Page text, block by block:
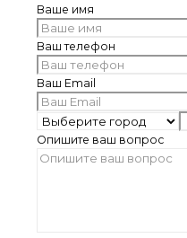
Ваше имя
Ваш телефон
Ваш Email
Опишите ваш вопрос